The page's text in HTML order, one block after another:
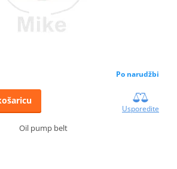
Po narudžbi
Usporedite
Oil pump belt